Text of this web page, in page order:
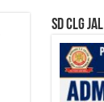
SD CLG JAL